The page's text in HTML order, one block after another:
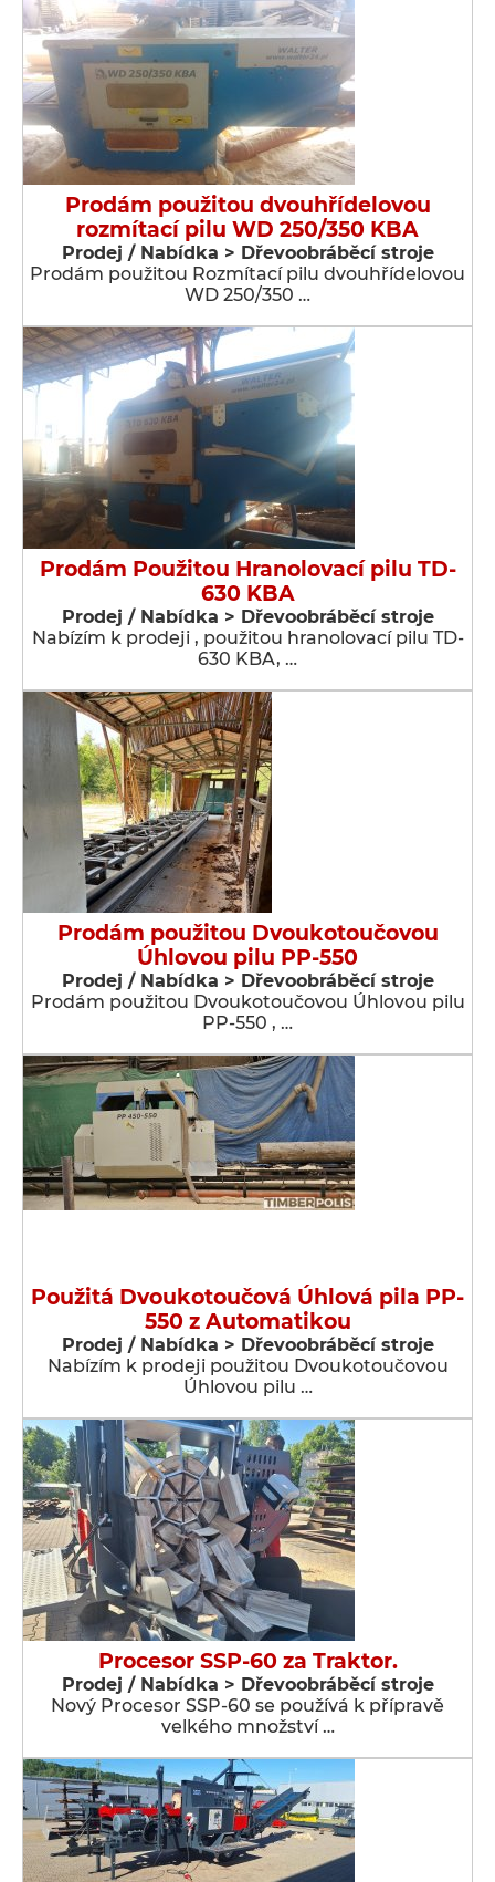
Prodám použitou dvouhřídelovou
rozmítací pilu WD 250/350 KBA
Prodej / Nabídka > Dřevoobráběcí stroje
Prodám použitou Rozmítací pilu dvouhřídelovou
WD 250/350 …
Prodám Použitou Hranolovací pilu TD-
630 KBA
Prodej / Nabídka > Dřevoobráběcí stroje
Nabízím k prodeji , použitou hranolovací pilu TD-
630 KBA, …
Prodám použitou Dvoukotoučovou
Úhlovou pilu PP-550
Prodej / Nabídka > Dřevoobráběcí stroje
Prodám použitou Dvoukotoučovou Úhlovou pilu
PP-550 , …
Použitá Dvoukotoučová Úhlová pila PP-
550 z Automatikou
Prodej / Nabídka > Dřevoobráběcí stroje
Nabízím k prodeji použitou Dvoukotoučovou
Úhlovou pilu …
Procesor SSP-60 za Traktor.
Prodej / Nabídka > Dřevoobráběcí stroje
Nový Procesor SSP-60 se používá k přípravě
velkého množství …